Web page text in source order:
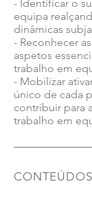
- Identificar o
equipa
dinâmicas
- Reconhecer
aspetos
trabalho em
- Mobilizar
único de cada
contribuir para
trabalho em
CONTEÚDOS